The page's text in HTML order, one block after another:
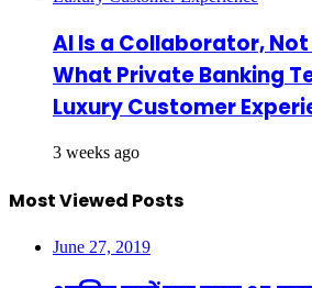
AI Is a Collaborator,
What Private Banking
Luxury Customer
3 weeks ago
Most Viewed Posts
June 27, 2019